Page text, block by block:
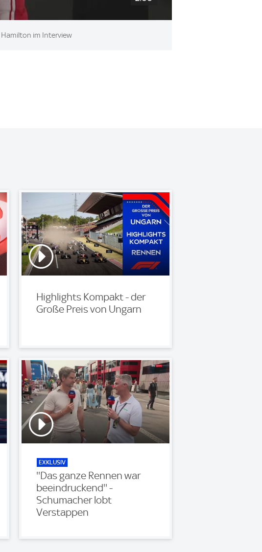
Hamilton im Interview
Highlights Kompakt - der
Große Preis von Ungarn
EXKLUSIV
''Das ganze Rennen war
beeindruckend'' -
Schumacher lobt
Verstappen